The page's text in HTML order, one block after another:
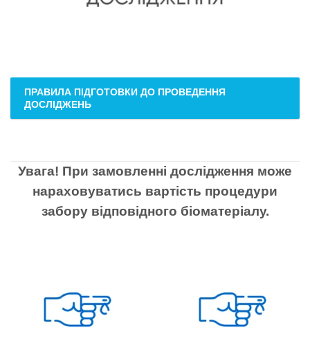
ПРАВИЛА ПІДГОТОВКИ ДО ПРОВЕДЕННЯ
ДОСЛІДЖЕНЬ
Увага! При замовленні дослідження може
нараховуватись вартість процедури
забору відповідного біоматеріалу.